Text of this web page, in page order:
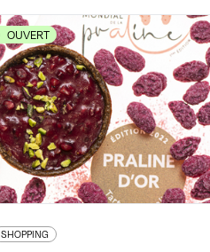
OUVERT
SHOPPING
SHOPPING
Maison Pépin
28 cours Gambetta - 69007 Lyon
7ème
04 78 72 46 21
www.boutique-pepin.fr/